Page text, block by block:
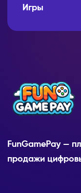
Игры
FunGamePay —
продажи